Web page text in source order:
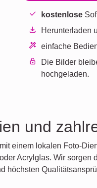
kostenlose
Herunterladen
einfache
Die Bilder
hochgeladen.
und
einem lokalen Foto-
Acrylglas. Wir sorgen
höchsten